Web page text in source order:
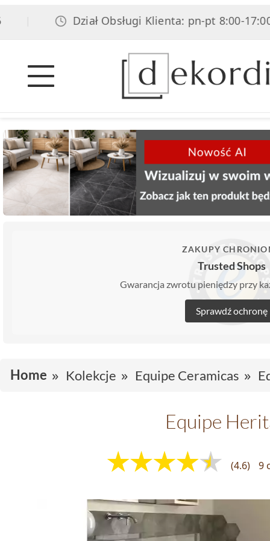
Dział Obsługi Klienta: pn-pt 8:00-17:00, sob
ZAKUPY
Trusted Shops
Gwarancja zwrotu pieniędzy przy
Sprawdź ochronę
Home Kolekcje Equipe Ceramicas
Equipe
(4.6) 9